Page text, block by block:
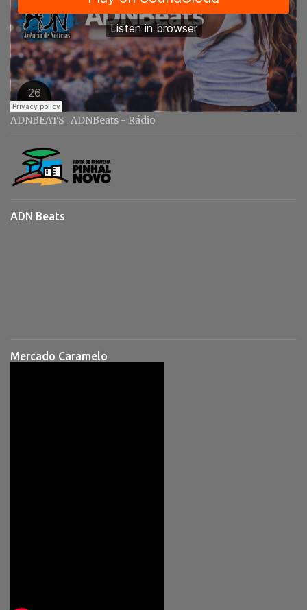
ADNBEATS · ADNBeats - Rádio
ADN Beats
Mercado Caramelo